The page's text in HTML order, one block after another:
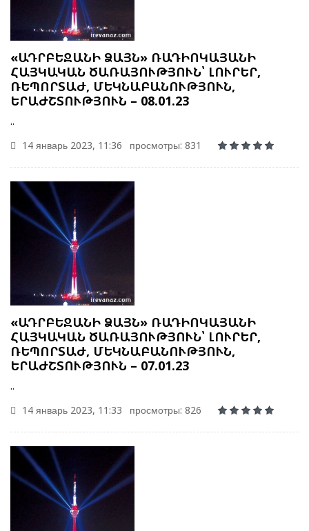
«ԱԴՐԲԵՋԱՆԻ ՁԱՅՆ» ՌԱԴԻՈԿԱՅԱՆԻ
ՀԱՅԿԱԿԱՆ ԾԱՌԱՅՈՒԹՅՈՒՆ՝ ԼՈՒՐԵՐ,
ՌԵՊՈՐՏԱԺ, ՄԵԿՆԱԲԱՆՈՒԹՅՈՒՆ,
ԵՐԱԺՇՏՈՒԹՅՈՒՆ – 08.01.23
..
14 январь 2023, 11:36
просмотры: 831
«ԱԴՐԲԵՋԱՆԻ ՁԱՅՆ» ՌԱԴԻՈԿԱՅԱՆԻ
ՀԱՅԿԱԿԱՆ ԾԱՌԱՅՈՒԹՅՈՒՆ՝ ԼՈՒՐԵՐ,
ՌԵՊՈՐՏԱԺ, ՄԵԿՆԱԲԱՆՈՒԹՅՈՒՆ,
ԵՐԱԺՇՏՈՒԹՅՈՒՆ – 07.01.23
..
14 январь 2023, 11:33
просмотры: 826